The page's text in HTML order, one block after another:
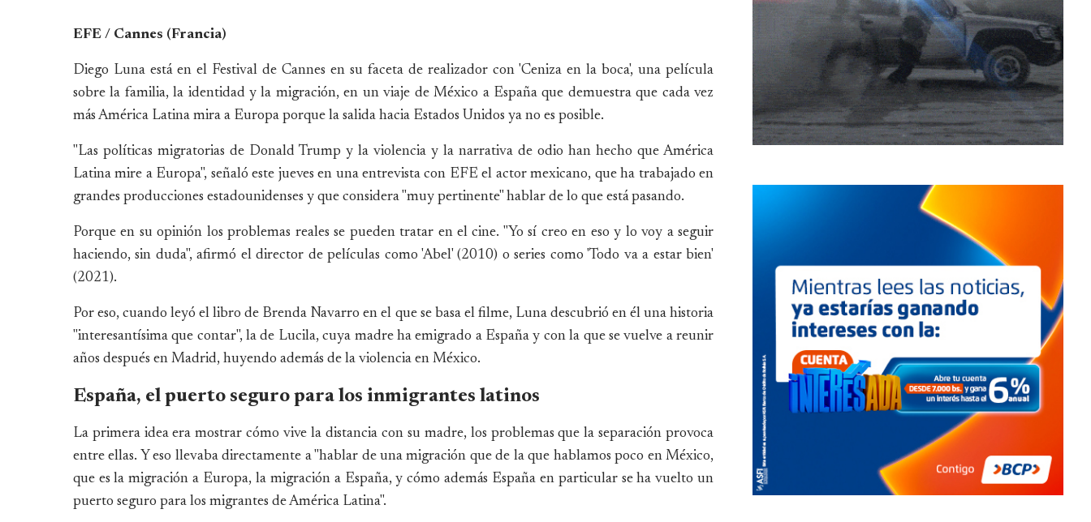
EFE / Cannes (Francia)
Diego Luna está en el Festival de Cannes en su faceta de realizador con 'Ceniza en la boca', una película
sobre la familia, la identidad y la migración, en un viaje de México a España que demuestra que cada vez
más América Latina mira a Europa porque la salida hacia Estados Unidos ya no es posible.
"Las políticas migratorias de Donald Trump y la violencia y la narrativa de odio han hecho que América
Latina mire a Europa", señaló este jueves en una entrevista con EFE el actor mexicano, que ha trabajado en
grandes producciones estadounidenses y que considera "muy pertinente" hablar de lo que está pasando.
Porque en su opinión los problemas reales se pueden tratar en el cine. "Yo sí creo en eso y lo voy a seguir
haciendo, sin duda", afirmó el director de películas como 'Abel' (2010) o series como 'Todo va a estar bien'
(2021).
Por eso, cuando leyó el libro de Brenda Navarro en el que se basa el filme, Luna descubrió en él una historia
"interesantísima que contar", la de Lucila, cuya madre ha emigrado a España y con la que se vuelve a reunir
años después en Madrid, huyendo además de la violencia en México.
España, el puerto seguro para los inmigrantes latinos
La primera idea era mostrar cómo vive la distancia con su madre, los problemas que la separación provoca
entre ellas. Y eso llevaba directamente a "hablar de una migración que de la que hablamos poco en México,
que es la migración a Europa, la migración a España, y cómo además España en particular se ha vuelto un
puerto seguro para los migrantes de América Latina".